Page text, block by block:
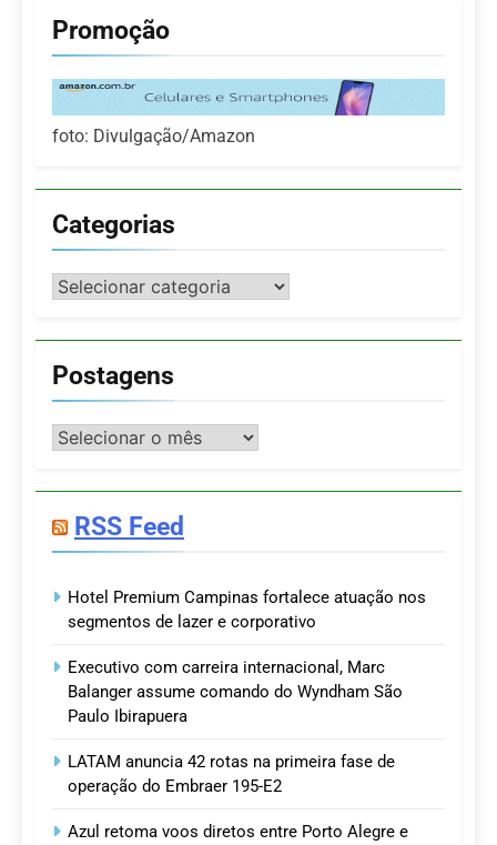
Promoção
foto: Divulgação/Amazon
Categorias
Categorias
Postagens
Postagens
RSS Feed
Hotel Premium Campinas fortalece atuação nos
segmentos de lazer e corporativo
Executivo com carreira internacional, Marc
Balanger assume comando do Wyndham São
Paulo Ibirapuera
LATAM anuncia 42 rotas na primeira fase de
operação do Embraer 195-E2
Azul retoma voos diretos entre Porto Alegre e